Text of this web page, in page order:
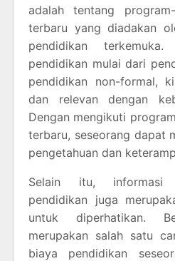
adalah tentang
terbaru yang diadakan
pendidikan
pendidikan mulai dari
pendidikan non-formal,
dan relevan dengan
Dengan mengikuti
terbaru, seseorang dapat
pengetahuan dan
Selain itu, informasi
pendidikan juga
untuk diperhatikan.
merupakan salah satu
biaya pendidikan